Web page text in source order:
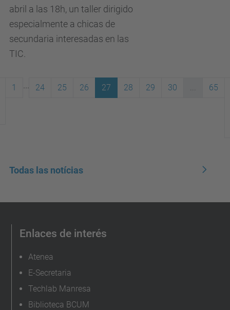
abril a las 18h, un taller dirigido
especialmente a chicas de
secundaria interesadas en las
TIC.
1 24 25 26 27 28 29 30 ... 65
Todas las notícias
Enlaces de interés
Atenea
E-Secretaria
Techlab Manresa
Biblioteca BCUM